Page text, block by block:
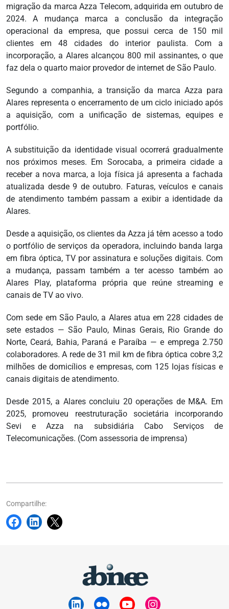
migração da marca Azza Telecom, adquirida em outubro de
2024. A mudança marca a conclusão da integração
operacional da empresa, que possui cerca de 150 mil
clientes em 48 cidades do interior paulista. Com a
incorporação, a Alares alcançou 800 mil assinantes, o que
faz dela o quarto maior provedor de internet de São Paulo.
Segundo a companhia, a transição da marca Azza para
Alares representa o encerramento de um ciclo iniciado após
a aquisição, com a unificação de sistemas, equipes e
portfólio.
A substituição da identidade visual ocorrerá gradualmente
nos próximos meses. Em Sorocaba, a primeira cidade a
receber a nova marca, a loja física já apresenta a fachada
atualizada desde 9 de outubro. Faturas, veículos e canais
de atendimento também passam a exibir a identidade da
Alares.
Desde a aquisição, os clientes da Azza já têm acesso a todo
o portfólio de serviços da operadora, incluindo banda larga
em fibra óptica, TV por assinatura e soluções digitais. Com
a mudança, passam também a ter acesso também ao
Alares Play, plataforma própria que reúne streaming e
canais de TV ao vivo.
Com sede em São Paulo, a Alares atua em 228 cidades de
sete estados — São Paulo, Minas Gerais, Rio Grande do
Norte, Ceará, Bahia, Paraná e Paraíba — e emprega 2.750
colaboradores. A rede de 31 mil km de fibra óptica cobre 3,2
milhões de domicílios e empresas, com 125 lojas físicas e
canais digitais de atendimento.
Desde 2015, a Alares concluiu 20 operações de M&A. Em
2025, promoveu reestruturação societária incorporando
Sevi e Azza na subsidiária Cabo Serviços de
Telecomunicações. (Com assessoria de imprensa)
Compartilhe: